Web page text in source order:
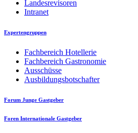
Landesrevisoren
Intranet
Expertengruppen
Fachbereich Hotellerie
Fachbereich Gastronomie
Ausschüsse
Ausbildungsbotschafter
Forum Junge Gastgeber
Foren Internationale Gastgeber